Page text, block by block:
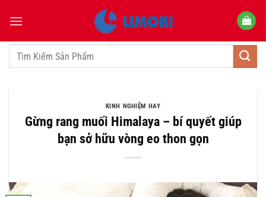
qua
dungTìm
KINH NGHIỆM HAY
Gừng rang muối Himalaya – bí quyết giúp
bạn sở hữu vòng eo thon gọn